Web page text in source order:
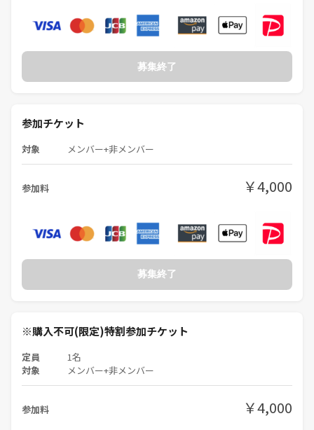
募集終了
参加チケット
対象 メンバー+非メンバー
参加料 ￥4,000
募集終了
※購入不可(限定)特割参加チケット
定員 1名
対象 メンバー+非メンバー
参加料 ￥4,000